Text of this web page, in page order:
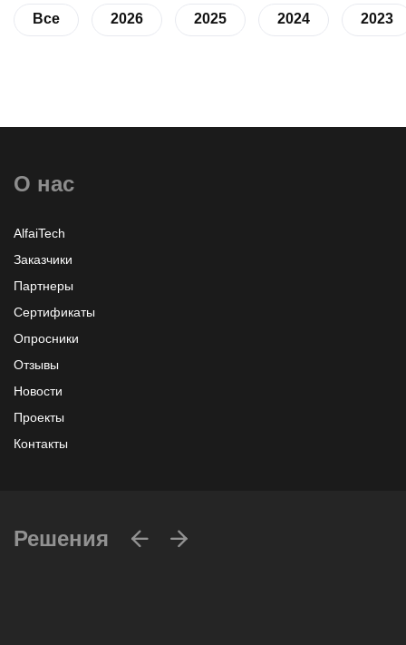
Все 2026 2025 2024 2023
О нас
AlfaiTech
Заказчики
Партнеры
Сертификаты
Опросники
Отзывы
Новости
Проекты
Контакты
Решения